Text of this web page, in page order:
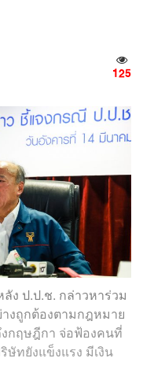
125
ง ป.ป.ช. กล่าวหาร่วม
งถูกต้องตามกฎหมาย
กฤษฎีกา จ่อฟ้องคนที่
ษัทยังแข็งแรง มีเงิน